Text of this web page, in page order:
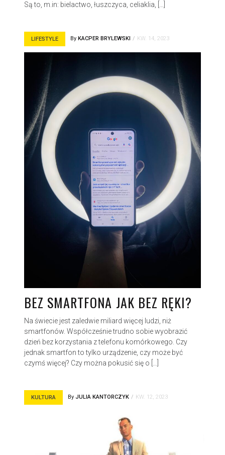
Są to, m.in: bielactwo, łuszczyca, celiaklia, […]
LIFESTYLE By KACPER BRYLEWSKI KW. 14, 2023
BEZ SMARTFONA JAK BEZ RĘKI?
Na świecie jest zaledwie miliard więcej ludzi, niż
smartfonów. Współcześnie trudno sobie wyobrazić
dzień bez korzystania z telefonu komórkowego. Czy
jednak smartfon to tylko urządzenie, czy może być
czymś więcej? Czy można pokusić się o […]
KULTURA By JULIA KANTORCZYK KW. 12, 2023